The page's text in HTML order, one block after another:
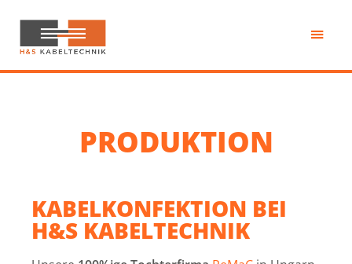
Inhalt
springen
H&S
Kabeltechnik
PRODUKTION
KABELKONFEKTION BEI
H&S KABELTECHNIK